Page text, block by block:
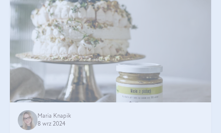
Maria Knapik
8 wrz 2024